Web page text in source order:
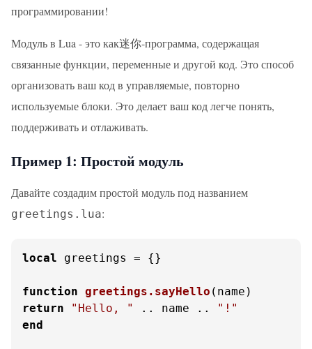
программировании!
Модуль в Lua - это как迷你-программа, содержащая
связанные функции, переменные и другой код. Это способ
организовать ваш код в управляемые, повторно
используемые блоки. Это делает ваш код легче понять,
поддерживать и отлаживать.
Пример 1: Простой модуль
Давайте создадим простой модуль под названием
greetings.lua:
local greetings = {}
function greetings.sayHello (name)
return
"Hello, " .. name ..
"!"
end